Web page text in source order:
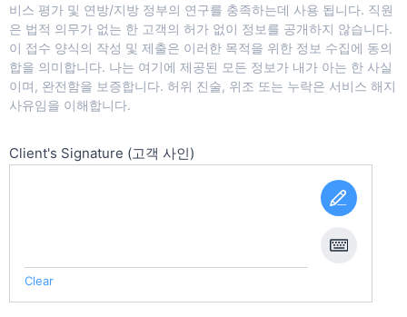
비스 평가 및 연방/지방 정부의 연구를 충족하는데 사용 됩니다. 직원
은 법적 의무가 없는 한 고객의 허가 없이 정보를 공개하지 않습니다.
이 접수 양식의 작성 및 제출은 이러한 목적을 위한 정보 수집에 동의
합을 의미합니다. 나는 여기에 제공된 모든 정보가 내가 아는 한 사실
이며, 완전함을 보증합니다. 허위 진술, 위조 또는 누락은 서비스 해지
사유임을 이해합니다.
Client's Signature (고객 사인)
Clear